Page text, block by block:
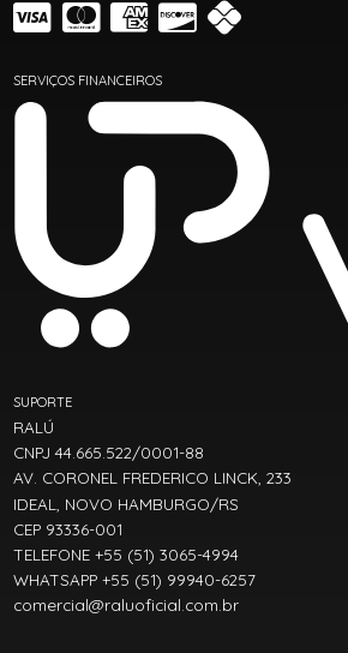
SERVIÇOS FINANCEIROS
SUPORTE
RALÚ
CNPJ 44.665.522/0001-88
AV. CORONEL FREDERICO LINCK, 233
IDEAL, NOVO HAMBURGO/RS
CEP 93336-001
TELEFONE +55 (51) 3065-4994
WHATSAPP +55 (51) 99940-6257
comercial@raluoficial.com.br